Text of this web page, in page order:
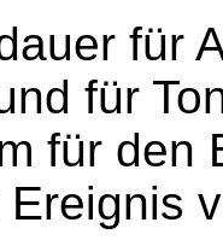
für
für
für den